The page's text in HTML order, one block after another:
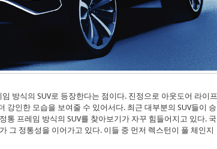
방식의 SUV로 등장한다는 점이다. 진정으로 아웃도어 라이프
강인한 모습을 보여줄 수 있어서다. 최근 대부분의 SUV들이 승
통 프레임 방식의 SUV를 찾아보기가 자꾸 힘들어지고 있다. 국
그 정통성을 이어가고 있다. 이들 중 먼저 렉스턴이 풀 체인지